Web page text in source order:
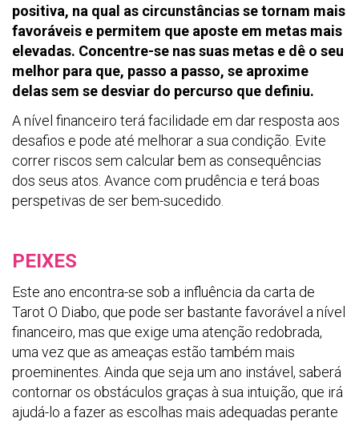
positiva, na qual as circunstâncias se tornam mais
favoráveis e permitem que aposte em metas mais
elevadas. Concentre-se nas suas metas e dê o seu
melhor para que, passo a passo, se aproxime
delas sem se desviar do percurso que definiu.
A nível financeiro terá facilidade em dar resposta aos
desafios e pode até melhorar a sua condição. Evite
correr riscos sem calcular bem as consequências
dos seus atos. Avance com prudência e terá boas
perspetivas de ser bem-sucedido.
PEIXES
Este ano encontra-se sob a influência da carta de
Tarot O Diabo, que pode ser bastante favorável a nível
financeiro, mas que exige uma atenção redobrada,
uma vez que as ameaças estão também mais
proeminentes. Ainda que seja um ano instável, saberá
contornar os obstáculos graças à sua intuição, que irá
ajudá-lo a fazer as escolhas mais adequadas perante